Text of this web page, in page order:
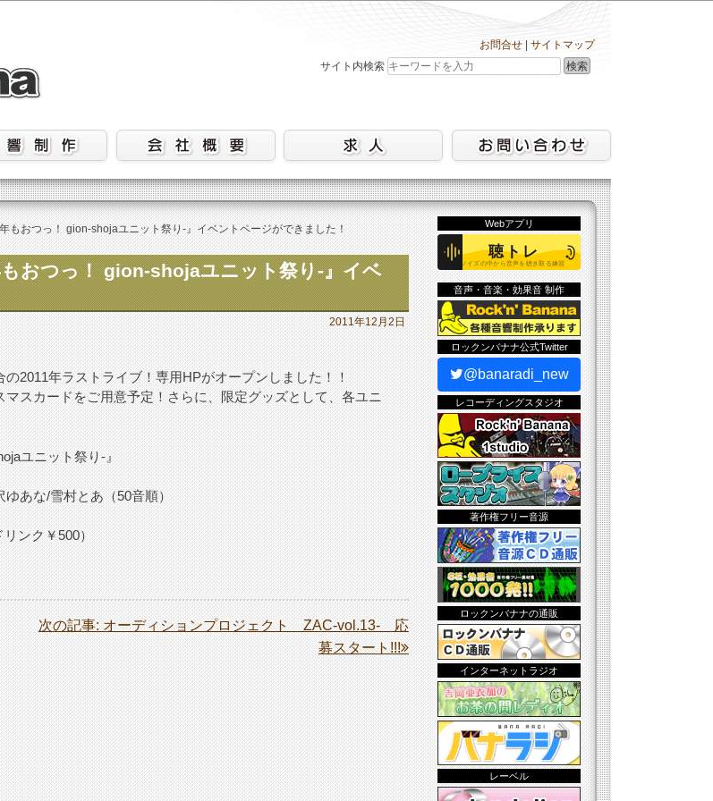
お問合せ
サイトマップ
サイト内検索
検索
もおつっ！ gion-shojaユニット祭り-』イベントページができました！
おつっ！ gion-shojaユニット祭り-』イベ
2011年12月2日
2011年ラストライブ！専用HPがオープンしました！！
スカードをご用意予定！さらに、限定グッズとして、各ユニ
ユニット祭り-』
あな/雪村とあ（50音順）
ンク￥500）
次の記事: オーディションプロジェクト ZAC-vol.13- 応
募スタート!!!
Webアプリ
音声・音楽・効果音 制作
ロックンバナナ公式Twitter
@banaradi_new
レコーディングスタジオ
著作権フリー音源
ロックンバナナの通販
インターネットラジオ
レーベル